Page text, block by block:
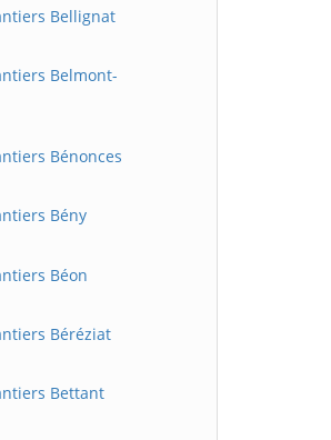
Bellignat
Belmont-
Bénonces
Bény
Béon
Béréziat
Bettant